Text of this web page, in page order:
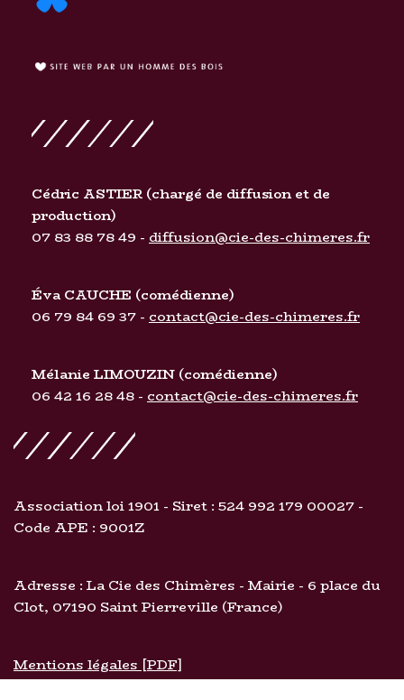
Cédric ASTIER (chargé de diffusion et de
production)
07 83 88 78 49 - diffusion@cie-des-chimeres.fr
Éva CAUCHE (comédienne)
06 79 84 69 37 - contact@cie-des-chimeres.fr
Mélanie LIMOUZIN (comédienne)
06 42 16 28 48 - contact@cie-des-chimeres.fr
Association loi 1901 - Siret : 524 992 179 00027 -
Code APE : 9001Z
Adresse : La Cie des Chimères - Mairie - 6 place du
Clot, 07190 Saint Pierreville (France)
Mentions légales [PDF]